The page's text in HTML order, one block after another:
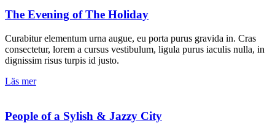
The Evening of The Holiday
Curabitur elementum urna augue, eu porta purus gravida in. Cras
consectetur, lorem a cursus vestibulum, ligula purus iaculis nulla, in
dignissim risus turpis id justo.
Läs mer
People of a Sylish & Jazzy City